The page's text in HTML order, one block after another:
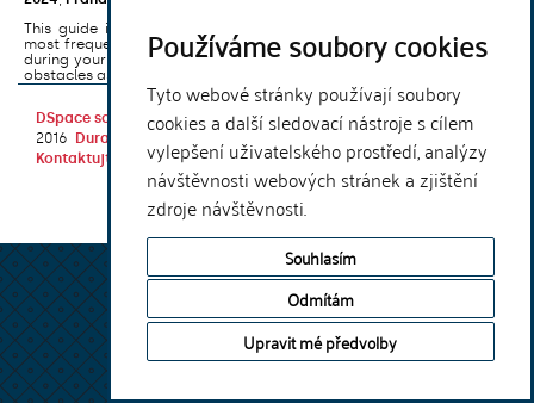
Používáme soubory cookies
Tyto webové stránky používají soubory
cookies a další sledovací nástroje s cílem
vylepšení uživatelského prostředí, analýzy
návštěvnosti webových stránek a zjištění
zdroje návštěvnosti.
Souhlasím
Odmítám
Upravit mé předvolby
This guide introduces the e-learning support tools that are used
most frequently at Charles University and that you may encounter
during your studies. It will also help you to avoid the most common
obstacles associated ...
DSpace softwarecopyright © 2002-
2016
DuraSpace
Kontaktujte nás |Vyjádření názoru
Theme by